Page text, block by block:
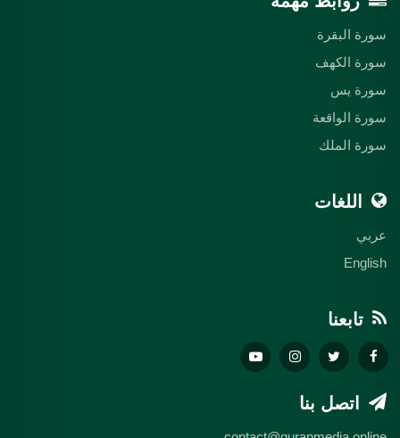
سورة البقرة
سورة الكهف
سورة يس
سورة الواقعة
سورة الملك
اللغات
عربي
English
تابعنا
اتصل بنا